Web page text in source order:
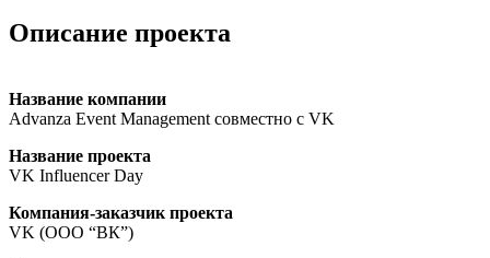
Описание проекта
Название компании
Advanza Event Management совместно с VK
Название проекта
VK Influencer Day
Компания-заказчик проекта
VK (ООО “ВК”)